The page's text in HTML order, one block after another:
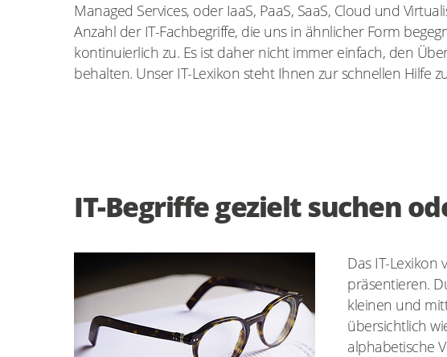
Managed Services, oder IaaS, PaaS, SaaS, Cloud und
Anzahl der IT-Fachbegriffe, die uns in ähnlicher Form
kontinuierlich zu. Es ist daher nicht immer einfach, den
behalten. Unser IT-Lexikon steht Ihnen zur schnellen Hilfe
IT-Begriffe gezielt suchen
Das IT-Lexikon
präsentieren.
kleinen und
übersichtlich
alphabetische